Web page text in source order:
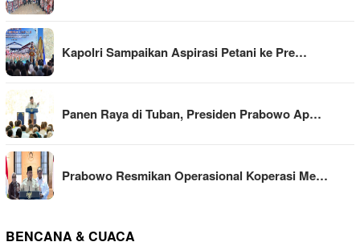
Kapolri Sampaikan Aspirasi Petani ke Pre…
Panen Raya di Tuban, Presiden Prabowo Ap…
Prabowo Resmikan Operasional Koperasi Me…
BENCANA & CUACA